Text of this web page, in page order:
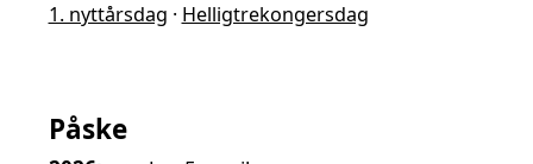
1. nyttårsdag · Helligtrekongersdag
Påske